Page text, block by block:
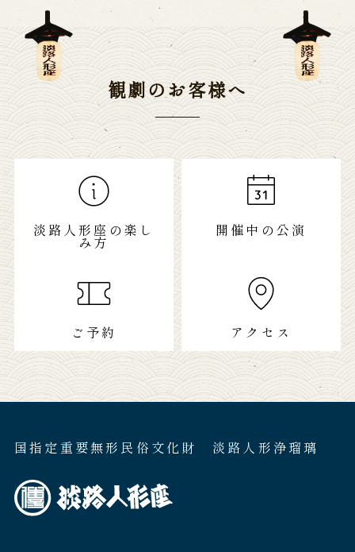
観劇のお客様へ
淡路人形座の楽し
み方
開催中の公演
ご予約 アクセス
国指定重要無形民俗文化財 淡路人形浄瑠璃